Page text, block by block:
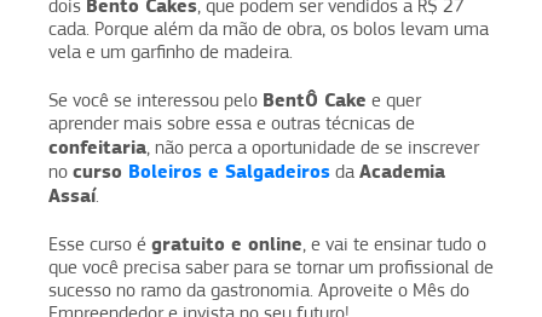
dois Bento Cakes, que podem ser vendidos a R$ 27
cada. Porque além da mão de obra, os bolos levam uma
vela e um garfinho de madeira.
Se você se interessou pelo BentÔ Cake e quer
aprender mais sobre essa e outras técnicas de
confeitaria, não perca a oportunidade de se inscrever
no curso Boleiros e Salgadeiros da Academia
Assaí.
Esse curso é gratuito e online, e vai te ensinar tudo o
que você precisa saber para se tornar um profissional de
sucesso no ramo da gastronomia. Aproveite o Mês do